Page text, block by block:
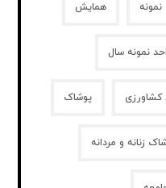
نمونه همایش
نمونه سال
کشاورزی پوشاک
زنانه و مردانه